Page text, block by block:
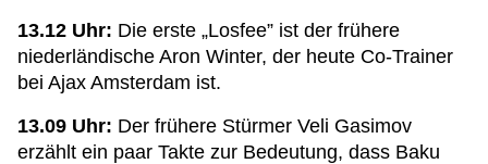
13.12 Uhr: Die erste „Losfee” ist der frühere
niederländische Aron Winter, der heute Co-Trainer
bei Ajax Amsterdam ist.
13.09 Uhr: Der frühere Stürmer Veli Gasimov
erzählt ein paar Takte zur Bedeutung, dass Baku